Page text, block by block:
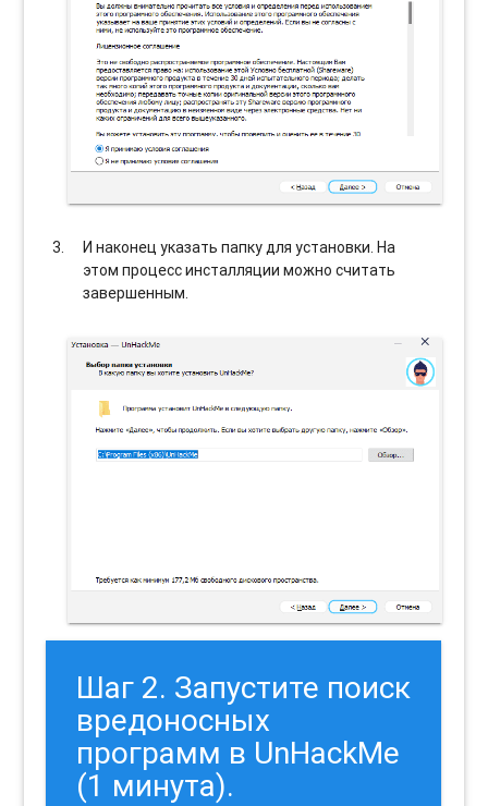
И наконец указать папку для установки. На
этом процесс инсталляции можно считать
завершенным.
Шаг 2. Запустите поиск
вредоносных
программ в UnHackMe
(1 минута).